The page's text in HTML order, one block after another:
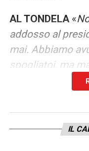
AL TONDELA «
addosso al
mai. Abbiamo
spogliatoi, ma
RESTERA
ha i colori della
chiamato il 25
IL